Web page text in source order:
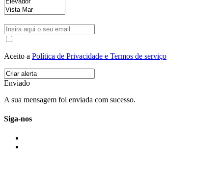
Aceito a Política de Privacidade e Termos de serviço
Enviado
A sua mensagem foi enviada com sucesso.
Siga-nos